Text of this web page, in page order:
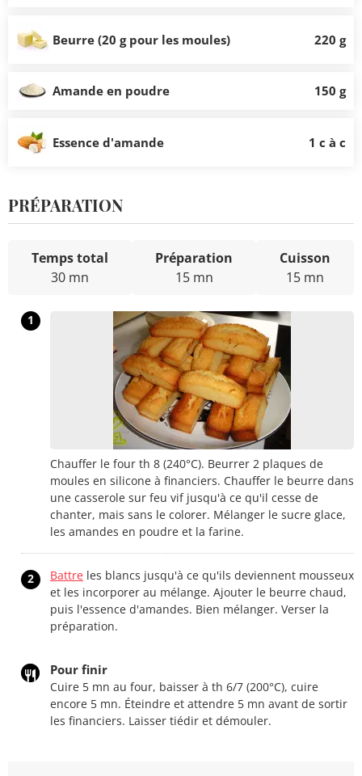
Beurre (20 g pour les moules) 220 g
Amande en poudre 150 g
Essence d'amande 1 c à c
PRÉPARATION
Temps total
30 mn
Préparation
15 mn
Cuisson
15 mn
1
Chauffer le four th 8 (240°C). Beurrer 2 plaques de
moules en silicone à financiers. Chauffer le beurre dans
une casserole sur feu vif jusqu'à ce qu'il cesse de
chanter, mais sans le colorer. Mélanger le sucre glace,
les amandes en poudre et la farine.
2 Battre les blancs jusqu'à ce qu'ils deviennent mousseux
et les incorporer au mélange. Ajouter le beurre chaud,
puis l'essence d'amandes. Bien mélanger. Verser la
préparation.
Pour finir
Cuire 5 mn au four, baisser à th 6/7 (200°C), cuire
encore 5 mn. Éteindre et attendre 5 mn avant de sortir
les financiers. Laisser tiédir et démouler.